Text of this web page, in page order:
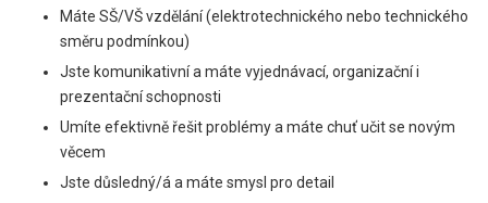
Máte SŠ/VŠ vzdělání (elektrotechnického nebo technického
směru podmínkou)
Jste komunikativní a máte vyjednávací, organizační i
prezentační schopnosti
Umíte efektivně řešit problémy a máte chuť učit se novým
věcem
Jste důsledný/á a máte smysl pro detail